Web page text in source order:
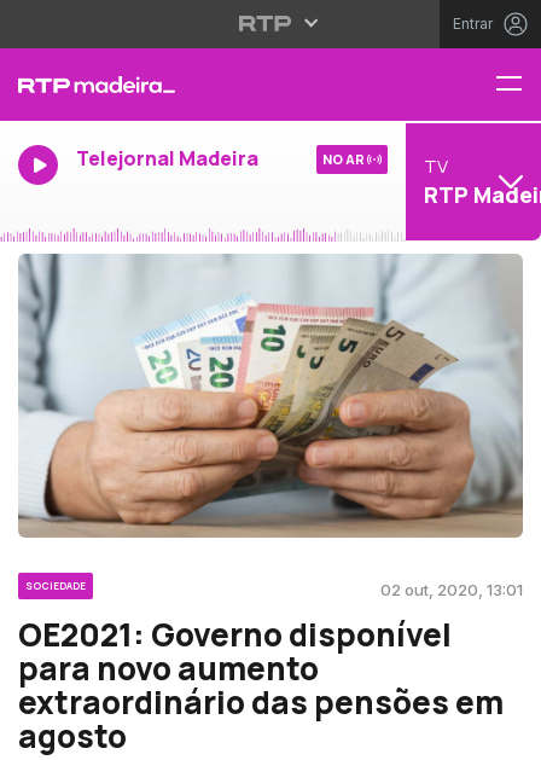
Entrar
Telejornal Madeira NO AR TV
RTP
SOCIEDADE 02 out, 2020, 13:01
OE2021: Governo disponível
para novo aumento
extraordinário das pensões em
agosto